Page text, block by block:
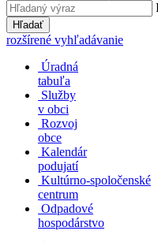
Hľadať
rozšírené vyhľadávanie
Úradná
tabuľa
Služby
v obci
Rozvoj
obce
Kalendár
podujatí
Kultúrno-spoločenské
centrum
Odpadové
hospodárstvo